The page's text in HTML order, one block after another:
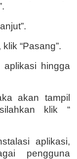
“Pasang”.
aplikasi hingga
akan tampil
klik “
aplikasi,
pengguna